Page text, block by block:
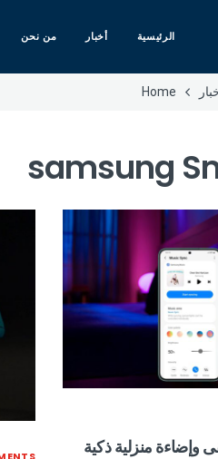
الرئيسية أخبار من نحن
Home
samsung
وإضاءة منزلية ذكية